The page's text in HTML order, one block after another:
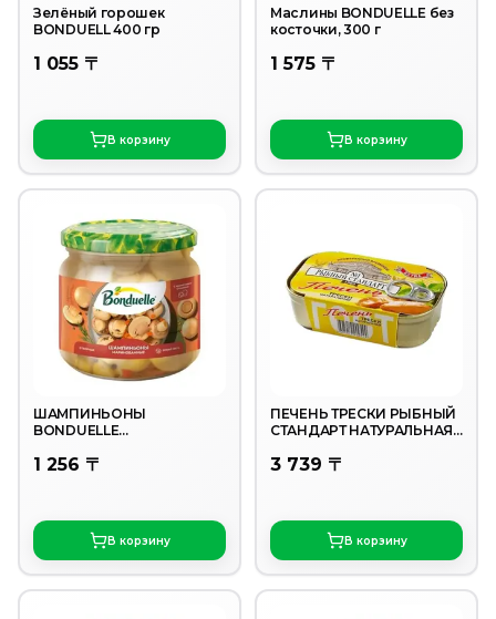
Зелёный горошек
BONDUELL 400 гр
1 055 〒
В корзину
Маслины BONDUELLE без
косточки, 300 г
1 575 〒
В корзину
ШАМПИНЬОНЫ
BONDUELLE
1 256 〒
В корзину
ПЕЧЕНЬ ТРЕСКИ РЫБНЫЙ
СТАНДАРТ НАТУРАЛЬНАЯ
3 739 〒
В корзину